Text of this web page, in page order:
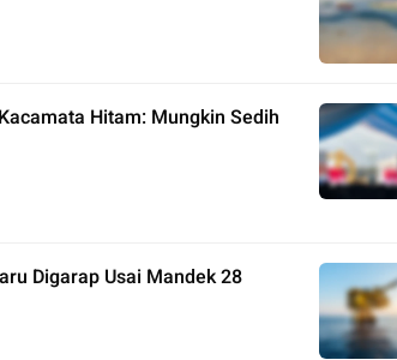
Hitam: Mungkin Sedih
Digarap Usai Mandek 28